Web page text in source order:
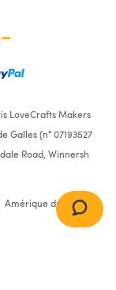
LoveCrafts Makers
Galles (n° 07193527
Road, Winnersh
Amérique du Nord